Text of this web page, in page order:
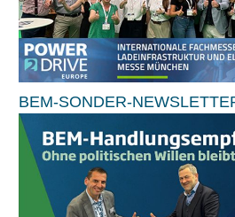
BEM-SONDER-